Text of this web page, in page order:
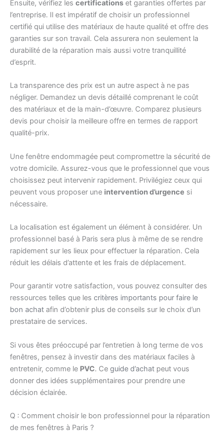
Ensuite, vérifiez les certifications et garanties offertes par
l’entreprise. Il est impératif de choisir un professionnel
certifié qui utilise des matériaux de haute qualité et offre des
garanties sur son travail. Cela assurera non seulement la
durabilité de la réparation mais aussi votre tranquillité
d’esprit.
La transparence des prix est un autre aspect à ne pas
négliger. Demandez un devis détaillé comprenant le coût
des matériaux et de la main-d’œuvre. Comparez plusieurs
devis pour choisir la meilleure offre en termes de rapport
qualité-prix.
Une fenêtre endommagée peut compromettre la sécurité de
votre domicile. Assurez-vous que le professionnel que vous
choisissez peut intervenir rapidement. Privilégiez ceux qui
peuvent vous proposer une intervention d’urgence si
nécessaire.
La localisation est également un élément à considérer. Un
professionnel basé à Paris sera plus à même de se rendre
rapidement sur les lieux pour effectuer la réparation. Cela
réduit les délais d’attente et les frais de déplacement.
Pour garantir votre satisfaction, vous pouvez consulter des
ressources telles que les critères importants pour faire le
bon achat afin d’obtenir plus de conseils sur le choix d’un
prestataire de services.
Si vous êtes préoccupé par l’entretien à long terme de vos
fenêtres, pensez à investir dans des matériaux faciles à
entretenir, comme le PVC. Ce guide d’achat peut vous
donner des idées supplémentaires pour prendre une
décision éclairée.
Q : Comment choisir le bon professionnel pour la réparation
de mes fenêtres à Paris ?